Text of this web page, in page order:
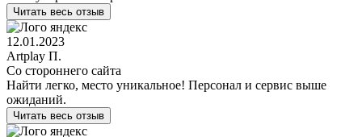
Читать весь отзыв
12.01.2023
Artplay П.
Со стороннего сайта
Найти легко, место уникальное! Персонал и сервис выше
ожиданий.
Читать весь отзыв